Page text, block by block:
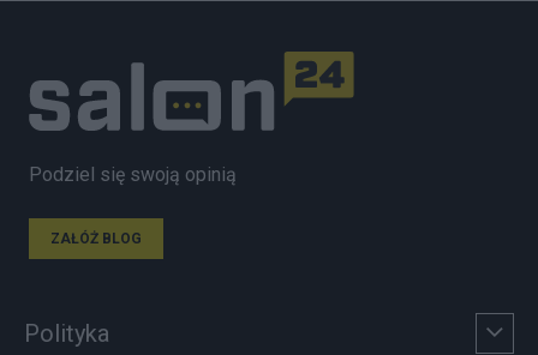
Podziel się swoją opinią
ZAŁÓŻ BLOG
Polityka